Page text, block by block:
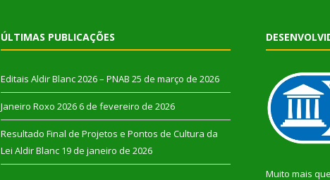
ÚLTIMAS PUBLICAÇÕES
Editais Aldir Blanc 2026 – PNAB 25 de março de 2026
Janeiro Roxo 2026 6 de fevereiro de 2026
Resultado Final de Projetos e Pontos de Cultura da
Lei Aldir Blanc 19 de janeiro de 2026
Muito mais que